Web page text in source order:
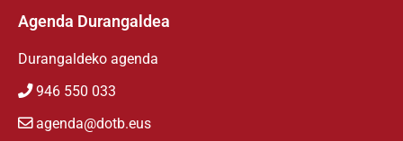
Agenda Durangaldea
Durangaldeko agenda
946 550 033
agenda@dotb.eus